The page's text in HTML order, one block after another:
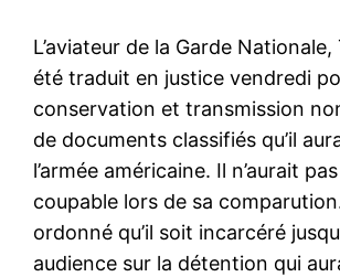
L’aviateur de la Garde Nationale,
été traduit en justice vendredi
conservation et transmission
de documents classifiés qu’il
l’armée américaine. Il n’aurait
coupable lors de sa
ordonné qu’il soit incarcéré
audience sur la détention qui